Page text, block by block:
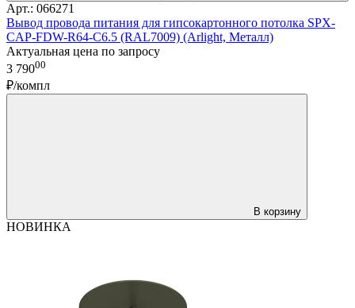
Арт.: 066271
Вывод провода питания для гипсокартонного потолка SPX-
CAP-FDW-R64-C6.5 (RAL7009) (Arlight, Металл)
Актуальная цена по запросу
3 79000
₽/компл
В корзину
НОВИНКА